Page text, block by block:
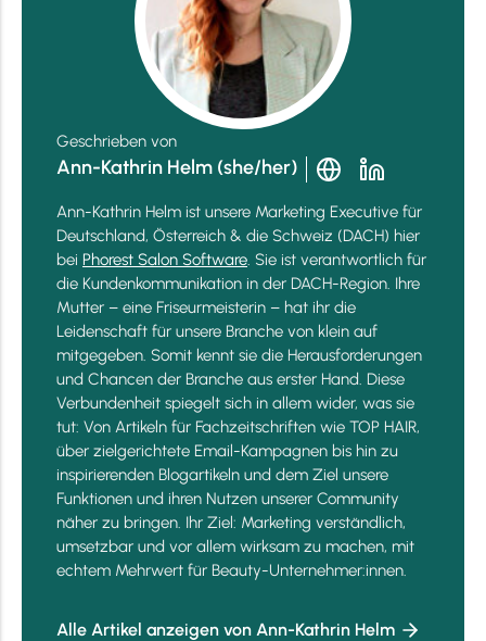
Geschrieben von
Ann-Kathrin Helm (she/her)
Ann-Kathrin Helm ist unsere Marketing Executive für
Deutschland, Österreich & die Schweiz (DACH) hier
bei Phorest Salon Software. Sie ist verantwortlich für
die Kundenkommunikation in der DACH-Region. Ihre
Mutter – eine Friseurmeisterin – hat ihr die
Leidenschaft für unsere Branche von klein auf
mitgegeben. Somit kennt sie die Herausforderungen
und Chancen der Branche aus erster Hand. Diese
Verbundenheit spiegelt sich in allem wider, was sie
tut: Von Artikeln für Fachzeitschriften wie TOP HAIR,
über zielgerichtete Email-Kampagnen bis hin zu
inspirierenden Blogartikeln und dem Ziel unsere
Funktionen und ihren Nutzen unserer Community
näher zu bringen. Ihr Ziel: Marketing verständlich,
umsetzbar und vor allem wirksam zu machen, mit
echtem Mehrwert für Beauty-Unternehmer:innen.
Alle Artikel anzeigen von Ann-Kathrin Helm